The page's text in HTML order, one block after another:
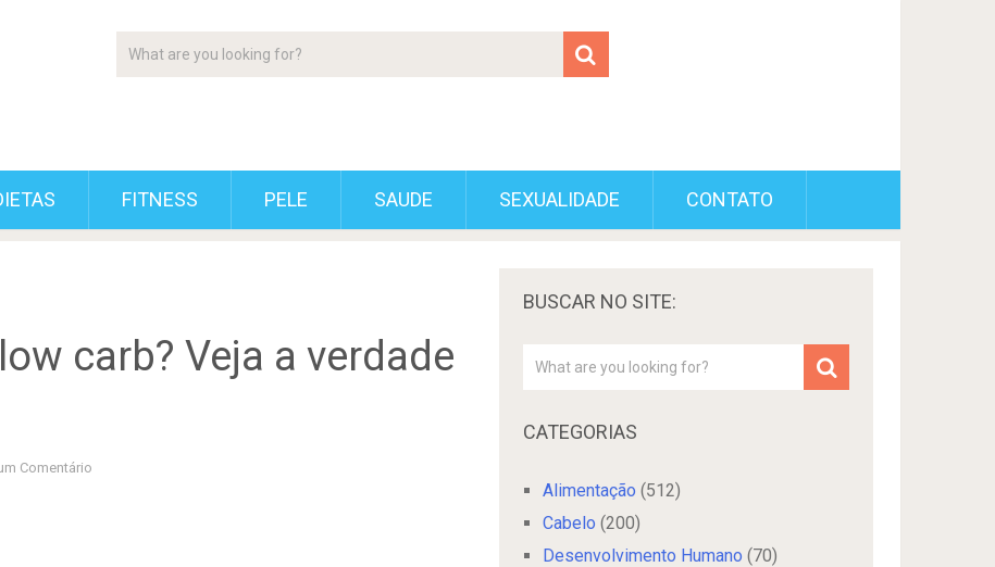
FITNESS PELE SAUDE SEXUALIDADE CONTATO
carb? Veja a verdade
Comentário
BUSCAR NO SITE:
CATEGORIAS
Alimentação (512)
Cabelo (200)
Desenvolvimento Humano (70)